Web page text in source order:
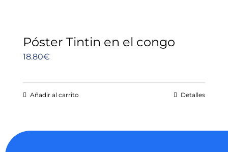
Póster Tintin en el congo
18.80€
Añadir al carrito Detalles